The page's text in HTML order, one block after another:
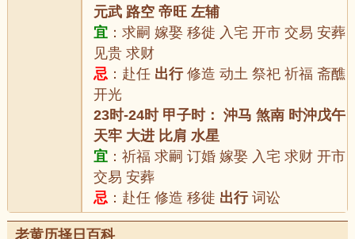
元武 路空 帝旺 左辅
宜 ：求嗣 嫁娶 移徙 入宅 开市 交易 安葬
见贵 求财
忌 ：赴任 出行修造 动土 祭祀 祈福 斋醮
开光
23时-24时 甲子时： 沖马 煞南 时沖戊午
天牢 大进 比肩 水星
宜 ：祈福 求嗣 订婚 嫁娶 入宅 求财 开市
交易 安葬
忌 ：赴任 修造 移徙 出行词讼
老黄历择日百科